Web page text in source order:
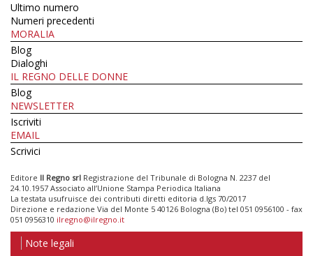
Ultimo numero
Numeri precedenti
MORALIA
Blog
Dialoghi
IL REGNO DELLE DONNE
Blog
NEWSLETTER
Iscriviti
EMAIL
Scrivici
Editore Il Regno srl Registrazione del Tribunale di Bologna N. 2237 del
24.10.1957 Associato all’Unione Stampa Periodica Italiana
La testata usufruisce dei contributi diretti editoria d.lgs 70/2017
Direzione e redazione Via del Monte 5 40126 Bologna (Bo) tel 051 0956100 - fax
051 0956310 ilregno@ilregno.it
Note legali